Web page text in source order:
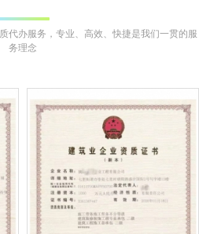
代办服务，专业、高效、快捷是我们一贯的服
务理念